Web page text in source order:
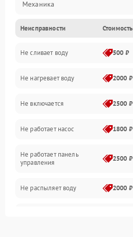
Механика
Управление
Электропитание
Датчики
Нагрев
Вода
Гигиена
Программное обеспечение
Неисправности Стоимость
Не сливает воду 500 ₽
Не нагревает воду 2000 ₽
Не включается 2500 ₽
Не работает насос 1800 ₽
Не работает панель
управления
2500 ₽
Не распыляет воду 2000 ₽